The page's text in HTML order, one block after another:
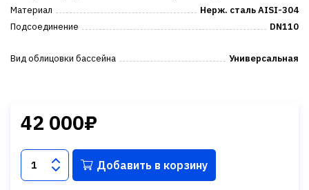
Материал
Нерж. сталь AISI-304
Подсоединение
DN110
Вид облицовки бассейна Универсальная
42 000₽
Добавить в корзину